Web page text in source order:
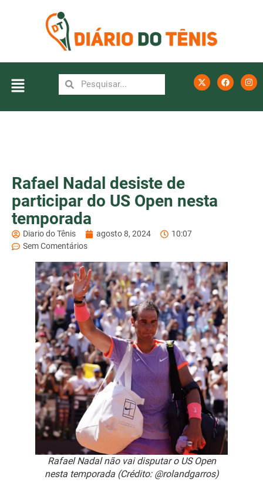
Rafael Nadal desiste de
participar do US Open nesta
temporada
Diario do Tênis agosto 8, 2024
10:07
Sem Comentários
Rafael Nadal não vai disputar o US Open
nesta temporada (Crédito: @rolandgarros)